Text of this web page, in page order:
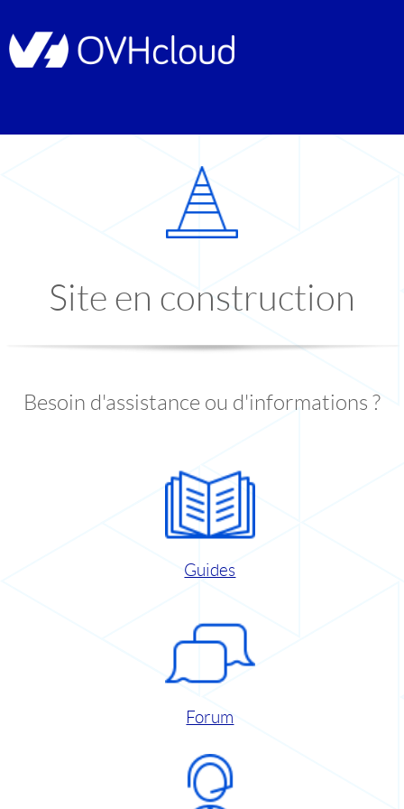
Site en construction
Besoin d'assistance ou d'informations ?
Guides
Forum